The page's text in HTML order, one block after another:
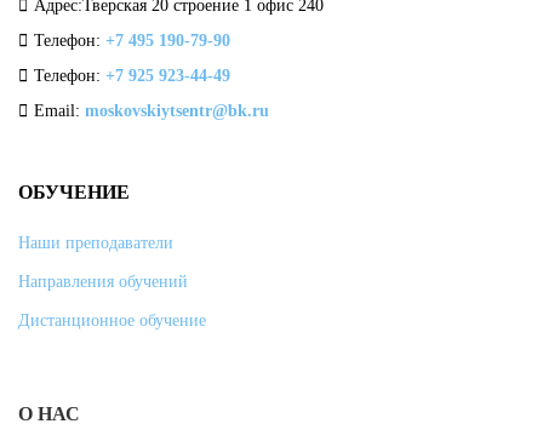
Адрес:Тверская 20 строение 1 офис 240
Телефон: +7 495 190-79-90
Телефон: +7 925 923-44-49
Email: moskovskiytsentr@bk.ru
ОБУЧЕНИЕ
Наши преподаватели
Направления обучений
Дистанционное обучение
О НАС